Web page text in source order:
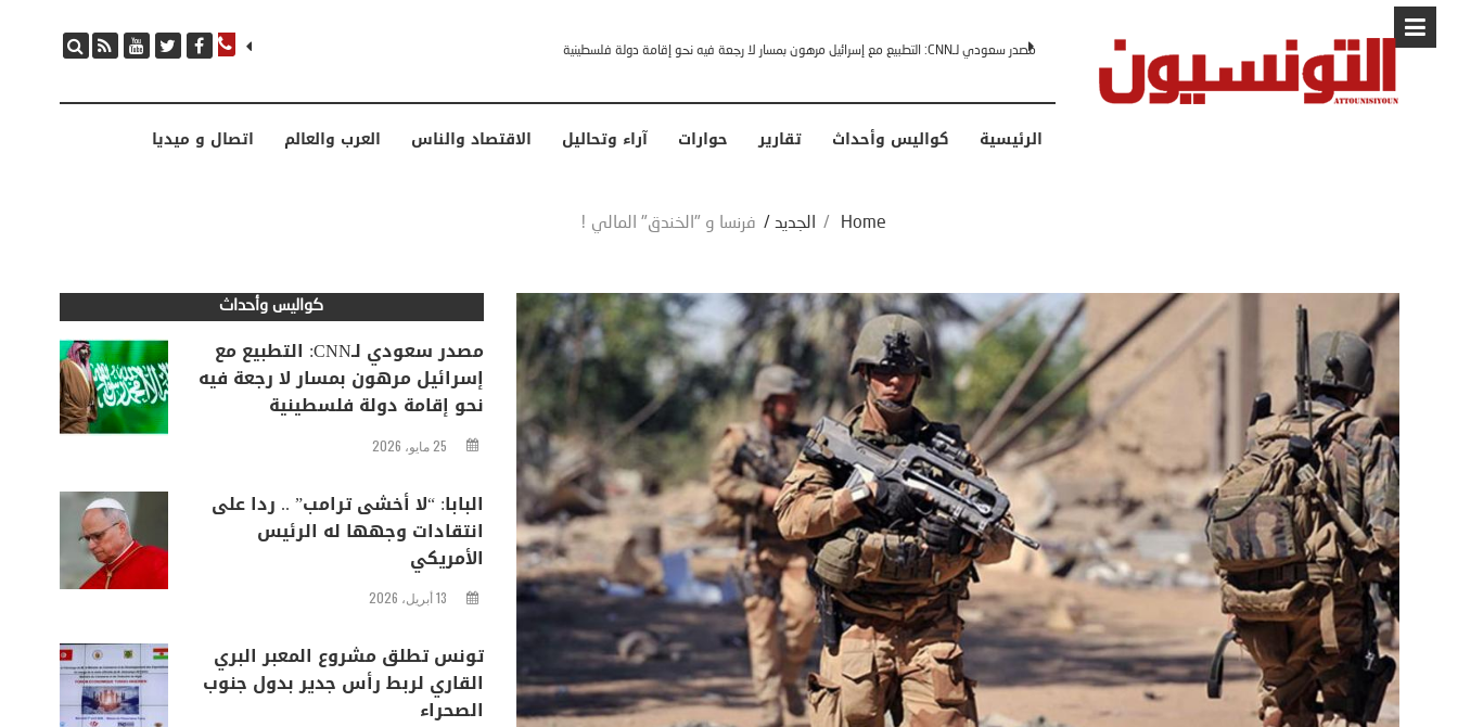
مصدر سعودي لـCNN: التطبيع مع إسرائيل مرهون بمسار لا رجعة فيه نحو إقامة دولة فلسطينية البابا: “لا أخشى ترامب” .. ردا على انتقادات وجهها له الرئيس الأمريكي
الرئيسية كواليس وأحداث تقارير حوارات آراء وتحاليل الاقتصاد والناس العرب والعالم اتصال و ميديا
Home
/ الجديد / فرنسا و "الخندق" المالي !
كواليس وأحداث
مصدر سعودي لـCNN: التطبيع مع
إسرائيل مرهون بمسار لا رجعة فيه
نحو إقامة دولة فلسطينية
25 مايو، 2026
البابا: “لا أخشى ترامب” .. ردا على
انتقادات وجهها له الرئيس
الأمريكي
13 أبريل، 2026
تونس تطلق مشروع المعبر البري
القاري لربط رأس جدير بدول جنوب
الصحراء